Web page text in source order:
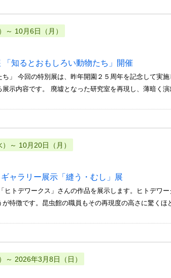
～ 10月6日（月）
「知るとおもしろい動物たち」開催
」 今回の特別展は、昨年開園２５周年を記念して実
示内容です。 廃墟となった研究室を再現し、薄暗く
～ 10月20日（月）
ャラリー展示「縫う・むし」展
ヒトデワークス」さんの作品を展示します。ヒトデワ
特徴です。昆虫館の職員もその再現度の高さに驚く
～ 2026年3月8日（日）